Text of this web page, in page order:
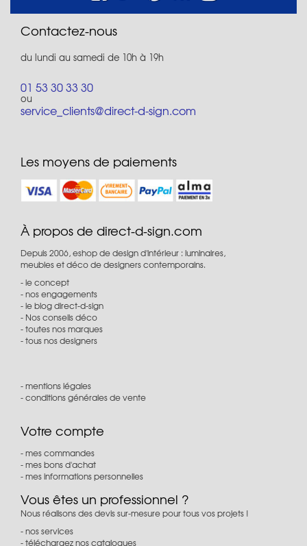
Contactez-nous
du lundi au samedi de 10h à 19h
01 53 30 33 30
ou
service_clients@direct-d-sign.com
Les moyens de paiements
À propos de direct-d-sign.com
Depuis 2006, eshop de design d'intérieur : luminaires,
meubles et déco de designers contemporains.
le concept
nos engagements
le blog direct-d-sign
Nos conseils déco
toutes nos marques
tous nos designers
mentions légales
conditions générales de vente
Votre compte
mes commandes
mes bons d'achat
mes informations personnelles
Vous êtes un professionnel ?
Nous réalisons des devis sur-mesure pour tous vos projets !
nos services
téléchargez nos catalogues